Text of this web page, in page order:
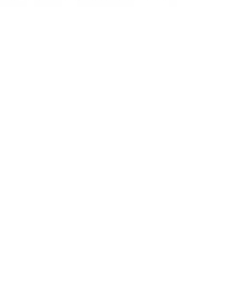
Informatica, su
La Sapienza e grazie
professionisti provenienti